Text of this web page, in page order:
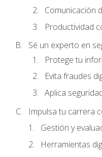
Comunicación
Productividad
Sé un experto en
Protege tu
Evita fraudes
Aplica
Impulsa tu carrera
Gestión y
Herramientas